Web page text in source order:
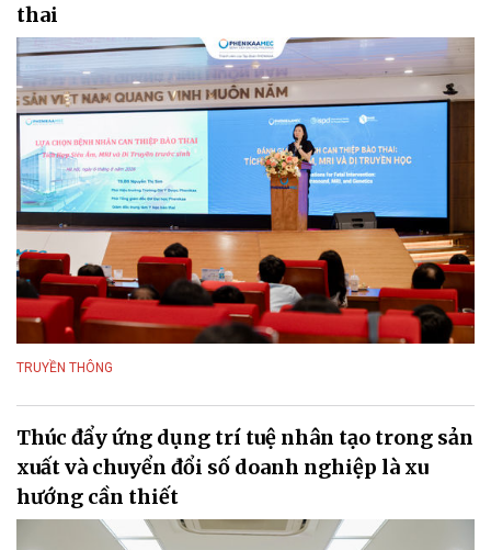
thai
TRUYỀN THÔNG
Thúc đẩy ứng dụng trí tuệ nhân tạo trong sản
xuất và chuyển đổi số doanh nghiệp là xu
hướng cần thiết